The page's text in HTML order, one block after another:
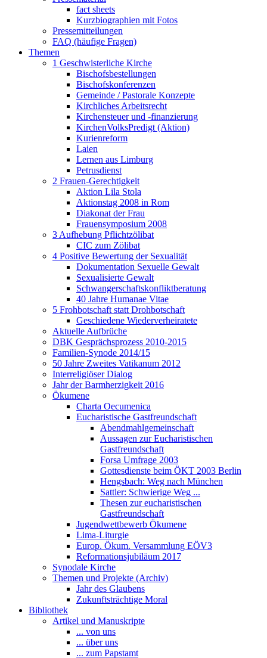
fact sheets
Kurzbiographien mit Fotos
Pressemitteilungen
FAQ (häufige Fragen)
Themen
1 Geschwisterliche Kirche
Bischofsbestellungen
Bischofskonferenzen
Gemeinde / Pastorale Konzepte
Kirchliches Arbeitsrecht
Kirchensteuer und -finanzierung
KirchenVolksPredigt (Aktion)
Kurienreform
Laien
Lernen aus Limburg
Petrusdienst
2 Frauen-Gerechtigkeit
Aktion Lila Stola
Aktionstag 2008 in Rom
Diakonat der Frau
Frauensymposium 2008
3 Aufhebung Pflichtzölibat
CIC zum Zölibat
4 Positive Bewertung der Sexualität
Dokumentation Sexuelle Gewalt
Sexualisierte Gewalt
Schwangerschaftskonfliktberatung
40 Jahre Humanae Vitae
5 Frohbotschaft statt Drohbotschaft
Geschiedene Wiederverheiratete
Aktuelle Aufbrüche
DBK Gesprächsprozess 2010-2015
Familien-Synode 2014/15
50 Jahre Zweites Vatikanum 2012
Interreligiöser Dialog
Jahr der Barmherzigkeit 2016
Ökumene
Charta Oecumenica
Eucharistische Gastfreundschaft
Abendmahlgemeinschaft
Aussagen zur Eucharistischen
Gastfreundschaft
Forsa Umfrage 2003
Gottesdienste beim ÖKT 2003 Berlin
Hengsbach: Weg nach München
Sattler: Schwierige Weg ...
Thesen zur eucharistischen
Gastfreundschaft
Jugendwettbewerb Ökumene
Lima-Liturgie
Europ. Ökum. Versammlung EÖV3
Reformationsjubiläum 2017
Synodale Kirche
Themen und Projekte (Archiv)
Jahr des Glaubens
Zukunftsträchtige Moral
Bibliothek
Artikel und Manuskripte
... von uns
... über uns
... zum Papstamt